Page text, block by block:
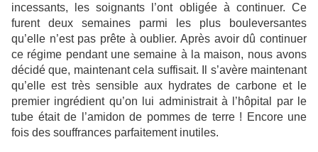
incessants, les soignants l’ont obligée à continuer. Ce
furent deux semaines parmi les plus bouleversantes
qu’elle n’est pas prête à oublier. Après avoir dû continuer
ce régime pendant une semaine à la maison, nous avons
décidé que, maintenant cela suffisait. Il s’avère maintenant
qu’elle est très sensible aux hydrates de carbone et le
premier ingrédient qu’on lui administrait à l’hôpital par le
tube était de l’amidon de pommes de terre ! Encore une
fois des souffrances parfaitement inutiles.